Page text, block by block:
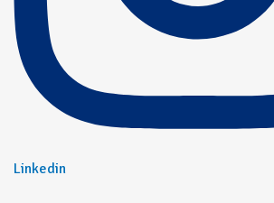
Linkedin